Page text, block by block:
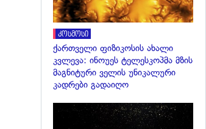
კოსმოსი
ქართველი ფიზიკოსის ახალი
კვლევა: ინოუეს ტელესკოპმა მზის
მაგნიტური ველის უნიკალური
კადრები გადაიღო